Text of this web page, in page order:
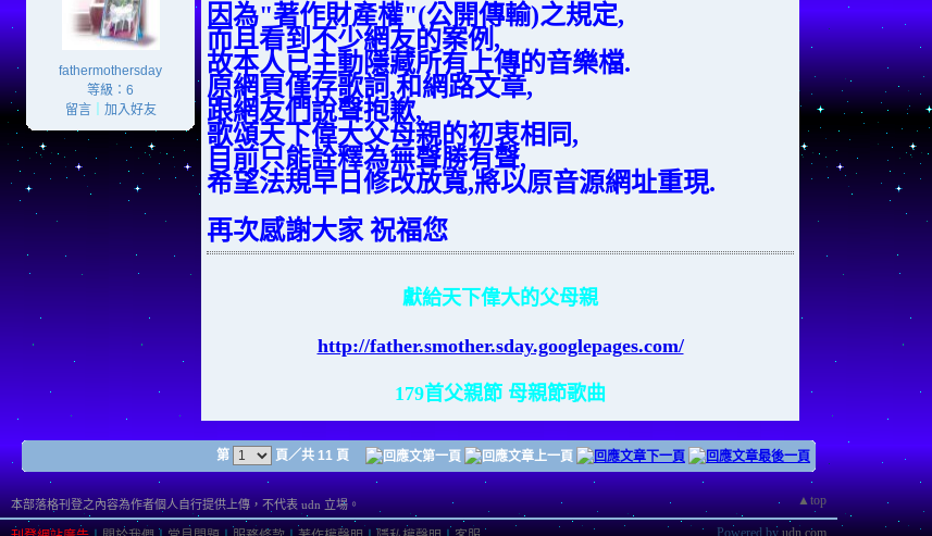
fathermothersday
等級：6
留言｜ 加入好友
因為"著作財產權"(公開傳輸)之規定,
而且看到不少網友的案例,
故本人已主動隱藏所有上傳的音樂檔.
原網頁僅存歌詞,和網路文章,
跟網友們說聲抱歉,
歌頌天下偉大父母親的初衷相同,
目前只能詮釋為無聲勝有聲,
希望法規早日修改放寬,將以原音源網址重現.
再次感謝大家 祝福您
獻給天下偉大的父母親
http://father.smother.sday.googlepages.com/
179首父親節 母親節歌曲
第 頁／共 11 頁
▲top
本部落格刊登之內容為作者個人自行提供上傳，不代表 udn 立場。
Powered by udn.com